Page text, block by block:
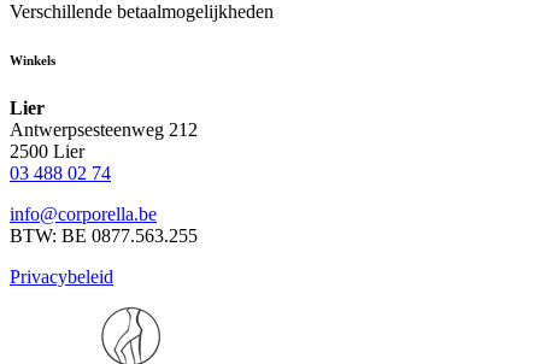
Verschillende betaalmogelijkheden
Winkels
Lier
Antwerpsesteenweg 212
2500 Lier
03 488 02 74
info@corporella.be
BTW: BE 0877.563.255
Privacybeleid